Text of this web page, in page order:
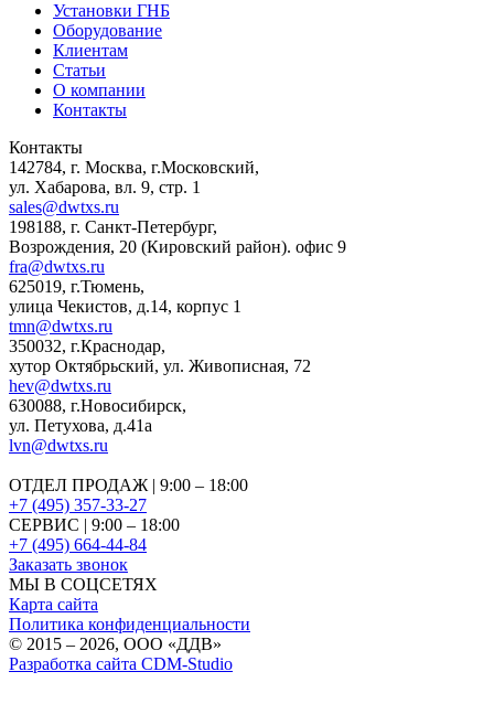
Установки ГНБ
Оборудование
Клиентам
Статьи
О компании
Контакты
Контакты
142784, г. Москва, г.Московский,
ул. Хабарова, вл. 9, стр. 1
sales@dwtxs.ru
198188, г. Санкт-Петербург,
Возрождения, 20 (Кировский район). офис 9
fra@dwtxs.ru
625019, г.Тюмень,
улица Чекистов, д.14, корпус 1
tmn@dwtxs.ru
350032, г.Краснодар,
хутор Октябрьский, ул. Живописная, 72
hev@dwtxs.ru
630088, г.Новосибирск,
ул. Петухова, д.41а
lvn@dwtxs.ru
ОТДЕЛ ПРОДАЖ | 9:00 – 18:00
+7 (495) 357-33-27
СЕРВИС | 9:00 – 18:00
+7 (495) 664-44-84
Заказать звонок
МЫ В СОЦСЕТЯХ
Карта сайта
Политика конфиденциальности
© 2015 – 2026, OOO «ДДВ»
Разработка сайта CDM-Studio